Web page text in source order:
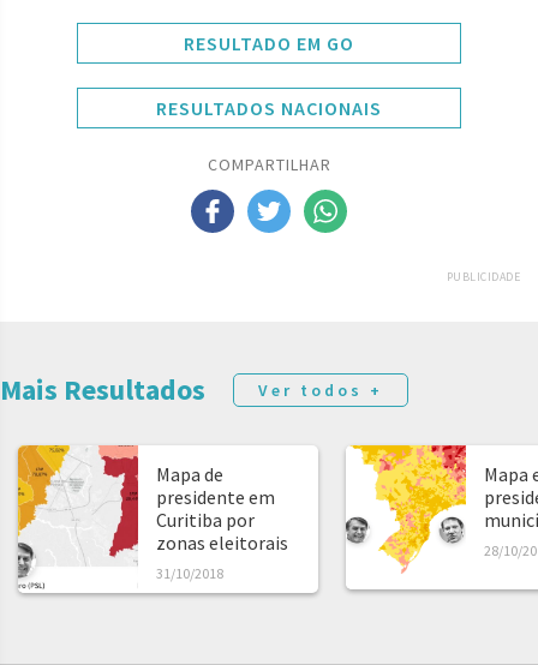
RESULTADO EM GO
RESULTADOS NACIONAIS
COMPARTILHAR
PUBLICIDADE
Mais Resultados Ver todos +
Mapa de
presidente em
Curitiba por
zonas eleitorais
31/10/2018
Mapa
28/10/